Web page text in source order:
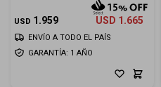
USD 1.959 USD 1.665
GARANTÍA: 1 AÑO
ENVÍO A TODO EL PAÍS